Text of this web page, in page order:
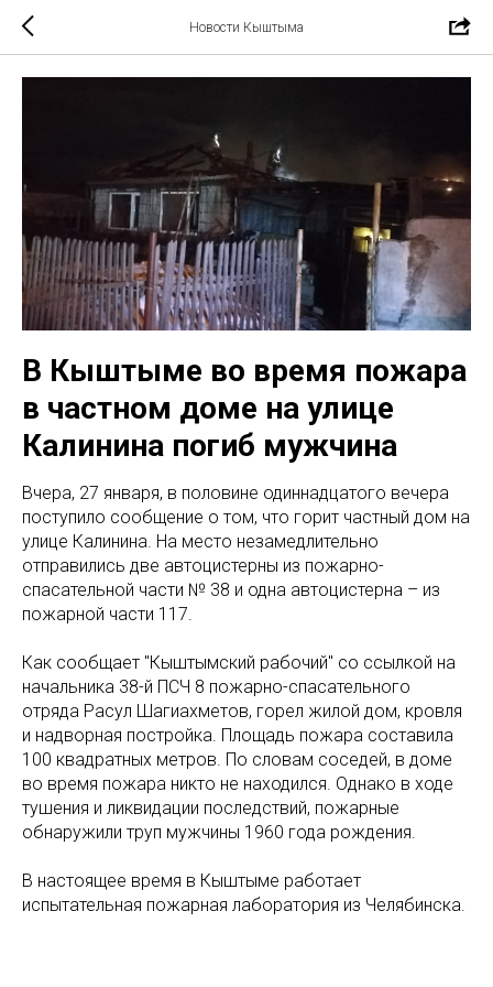
Новости Кыштыма
В Кыштыме во время пожара
в частном доме на улице
Калинина погиб мужчина
Вчера, 27 января, в половине одиннадцатого вечера
поступило сообщение о том, что горит частный дом на
улице Калинина. На место незамедлительно
отправились две автоцистерны из пожарно-
спасательной части № 38 и одна автоцистерна – из
пожарной части 117.
Как сообщает "Кыштымский рабочий" со ссылкой на
начальника 38-й ПСЧ 8 пожарно-спасательного
отряда Расул Шагиахметов, горел жилой дом, кровля
и надворная постройка. Площадь пожара составила
100 квадратных метров. По словам соседей, в доме
во время пожара никто не находился. Однако в ходе
тушения и ликвидации последствий, пожарные
обнаружили труп мужчины 1960 года рождения.
В настоящее время в Кыштыме работает
испытательная пожарная лаборатория из Челябинска.